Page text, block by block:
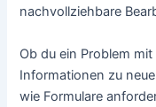
nachvollziehbare
Ob du ein Problem
Informationen zu
wie Formulare